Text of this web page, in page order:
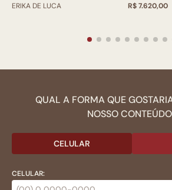
ERIKA DE LUCA
R$ 7.620,00
QUAL A FORMA QUE
NOSSO
CELULAR
CELULAR: